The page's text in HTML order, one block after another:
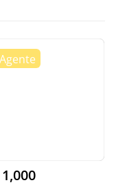
1,000